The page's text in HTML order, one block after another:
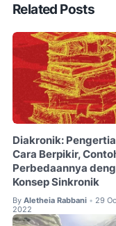
Related Posts
Diakronik:
Cara Berpikir,
Perbedaannya
Konsep Sinkronik
By Aletheia Rabbani • 29
2022